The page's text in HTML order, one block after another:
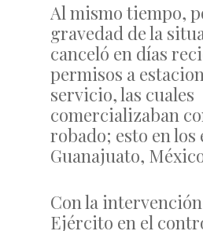
Al mismo tiempo,
gravedad de la
canceló en días
permisos a
servicio, las cuales
comercializaban
robado; esto en los
Guanajuato,
Con la
Ejército en el